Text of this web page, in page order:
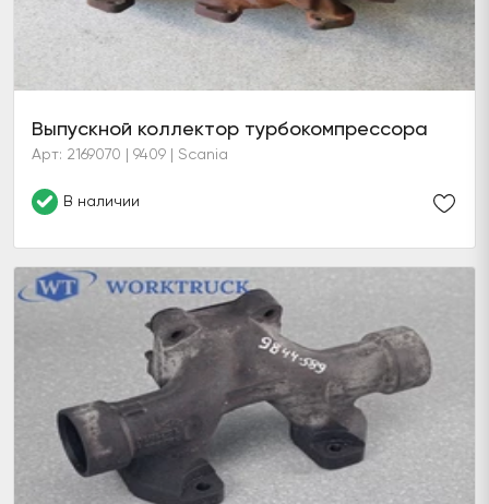
Выпускной коллектор турбокомпрессора
Арт: 2169070 | 9409 | Scania
В наличии